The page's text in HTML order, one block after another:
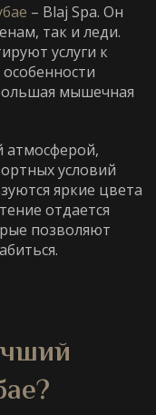
– Blaj Spa. Он
так и леди.
услуги к
мышечная
атмосферой,
условий
яркие цвета
отдается
позволяют
?